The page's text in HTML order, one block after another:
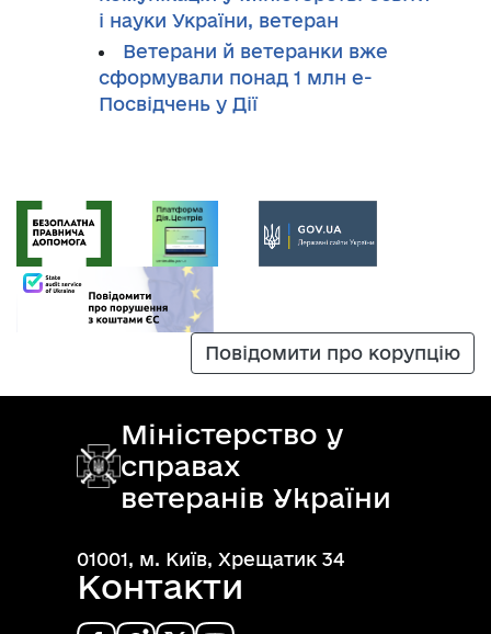
і науки України, ветеран
Ветерани й ветеранки вже
сформували понад 1 млн е-
Посвідчень у Дії
Повідомити про корупцію
Міністерство у
справах
ветеранів України
01001, м. Київ, Хрещатик 34
Контакти